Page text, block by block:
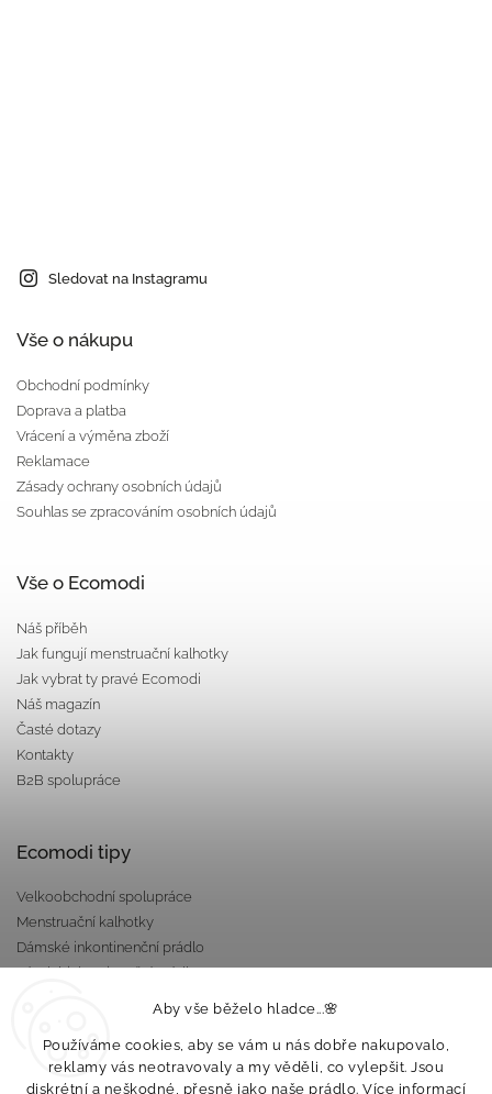
Aby vše běželo hladce...🌸
Používáme cookies, aby se vám u nás dobře nakupovalo,
reklamy vás neotravovaly a my věděli, co vylepšit. Jsou
diskrétní a neškodné, přesně jako naše prádlo. Více informací
Sledovat na Instagramu
Vše o nákupu
Obchodní podmínky
Doprava a platba
Vrácení a výměna zboží
Reklamace
Zásady ochrany osobních údajů
Souhlas se zpracováním osobních údajů
Vše o Ecomodi
Náš příběh
Jak fungují menstruační kalhotky
Jak vybrat ty pravé Ecomodi
Náš magazín
Časté dotazy
Kontakty
B2B spolupráce
Ecomodi tipy
Velkoobchodní spolupráce
Menstruační kalhotky
Dámské inkontinenční prádlo
Pánské inkontinenční prádlo